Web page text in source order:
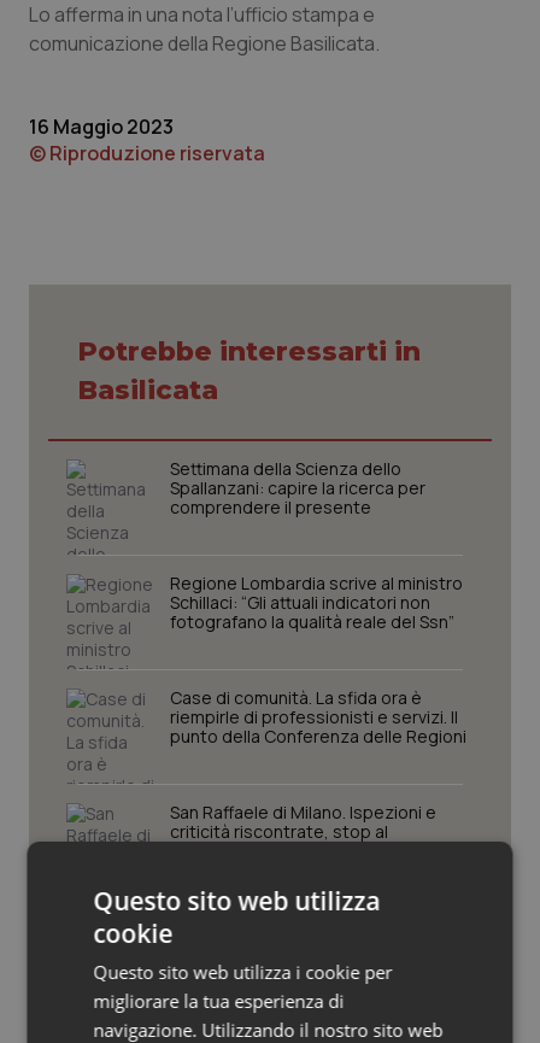
Campania
Friuli Venezia Giulia
Liguria
Lombardia
Molise
Piemonte
Provincia Autonoma di Bolzano
Provincia Autonoma di Trento
Puglia
Sardegna
Toscana
Umbria
Car-T
Dermatite Atopica
Disturbi dell’umore
Dolore
Epatiti
HIV
Infezioni & Febbre
Ipertensione & Scompenso
Malattie rare
Malattia di Crohn & Rettocolite Ulcerosa
Neuroscienze & patologie neurodegenerative
Obesità
Oftalmologia
Lo afferma in una nota l’ufficio stampa e
comunicazione della Regione Basilicata.
16 Maggio 2023
© Riproduzione riservata
Potrebbe interessarti in
Basilicata
Settimana della Scienza dello
Spallanzani: capire la ricerca per
comprendere il presente
Regione Lombardia scrive al ministro
Schillaci: “Gli attuali indicatori non
fotografano la qualità reale del Ssn”
Case di comunità. La sfida ora è
riempirle di professionisti e servizi. Il
punto della Conferenza delle Regioni
San Raffaele di Milano. Ispezioni e
criticità riscontrate, stop al
Ultime analisi e review da QS Pro
Questo sito web utilizza
cookie
Questo sito web utilizza i cookie per
migliorare la tua esperienza di
navigazione. Utilizzando il nostro sito web